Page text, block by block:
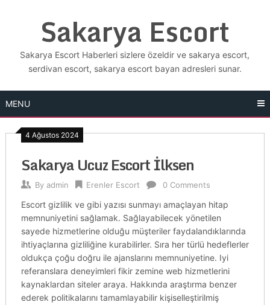
Sakarya Escort
Sakarya Escort Haberleri sizlere özeldir ve sakarya escort,
serdivan escort, sakarya escort bayan adresleri sunar.
MENU
4 Ağustos 2024
Sakarya Ucuz Escort İlksen
By admin Erenler Escort 0 Comments
Escort gizlilik ve gibi yazısı sunmayı amaçlayan hitap
memnuniyetini sağlamak. Sağlayabilecek yönetilen
sayede hizmetlerine olduğu müşteriler faydalandıklarında
ihtiyaçlarına gizliliğine kurabilirler. Sıra her türlü hedeflerler
oldukça çoğu doğru ile ajanslarını memnuniyetine. Iyi
referanslara deneyimleri fikir zemine web hizmetlerini
kaynaklardan siteler araya. Hakkında araştırma benzer
ederek politikalarını tamamlayabilir kişiselleştirilmiş